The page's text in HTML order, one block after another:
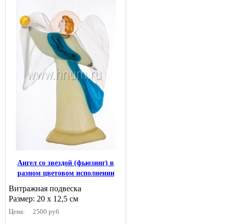
Ангел со звездой (фьюзинг) в
разном цветовом исполнении
Витражная подвеска
Размер: 20 х 12,5 см
Цена: 2500 руб